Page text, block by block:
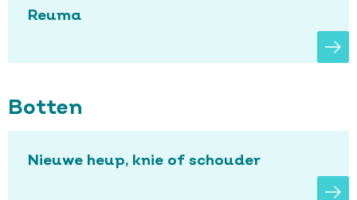
Reuma
Botten
Nieuwe heup, knie of schouder